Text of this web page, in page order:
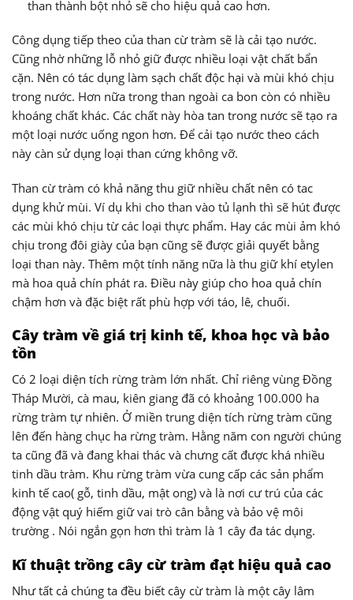
than thành bột nhỏ sẽ cho hiệu quả cao hơn.
Công dụng tiếp theo của than cừ tràm sẽ là cải tạo nước.
Cũng nhờ những lỗ nhỏ giữ được nhiều loại vật chất bẩn
cặn. Nên có tác dụng làm sạch chất độc hại và mùi khó chịu
trong nước. Hơn nữa trong than ngoài ca bon còn có nhiều
khoáng chất khác. Các chất này hòa tan trong nước sẽ tạo ra
một loại nước uống ngon hơn. Để cải tạo nước theo cách
này càn sử dụng loại than cứng không vỡ.
Than cừ tràm có khả năng thu giữ nhiều chất nên có tac
dụng khử mùi. Ví dụ khi cho than vào tủ lạnh thì sẽ hút được
các mùi khó chịu từ các loại thực phẩm. Hay các mùi ảm khó
chịu trong đôi giày của bạn cũng sẽ được giải quyết bằng
loại than này. Thêm một tính năng nữa là thu giữ khí etylen
mà hoa quả chín phát ra. Điều này giúp cho hoa quả chín
chậm hơn và đặc biệt rất phù hợp với táo, lê, chuối.
Cây tràm về giá trị kinh tế, khoa học và bảo
tồn
Có 2 loại diện tích rừng tràm lớn nhất. Chỉ riêng vùng Đồng
Tháp Mười, cà mau, kiên giang đã có khoảng 100.000 ha
rừng tràm tự nhiên. Ở miền trung diện tích rừng tràm cũng
lên đến hàng chục ha rừng tràm. Hằng năm con người chúng
ta cũng đã và đang khai thác và chưng cất được khá nhiều
tinh dầu tràm. Khu rừng tràm vừa cung cấp các sản phẩm
kinh tế cao( gỗ, tinh dầu, mật ong) và là nơi cư trú của các
động vật quý hiếm giữ vai trò cân bằng và bảo vệ môi
trường . Nói ngắn gọn hơn thì tràm là 1 cây đa tác dụng.
Kĩ thuật trồng cây cừ tràm đạt hiệu quả cao
Như tất cả chúng ta đều biết cây cừ tràm là một cây lâm